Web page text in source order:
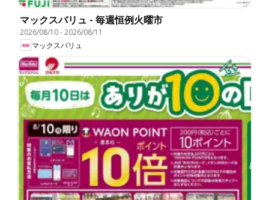
マックスバリュ - 毎週恒例火曜市
2026/08/10-2026/08/11
マックスバリュ